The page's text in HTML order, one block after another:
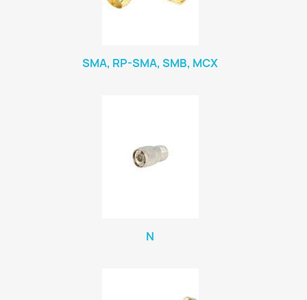
SMA, RP-SMA, SMB, MCX
N